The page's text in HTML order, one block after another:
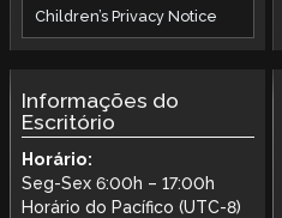
Children’s Privacy Notice
Informações do
Escritório
Horário:
Seg-Sex 6:00h – 17:00h
Horário do Pacífico (UTC-8)